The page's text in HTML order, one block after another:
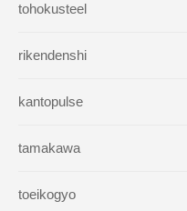
tohokusteel
rikendenshi
kantopulse
tamakawa
toeikogyo